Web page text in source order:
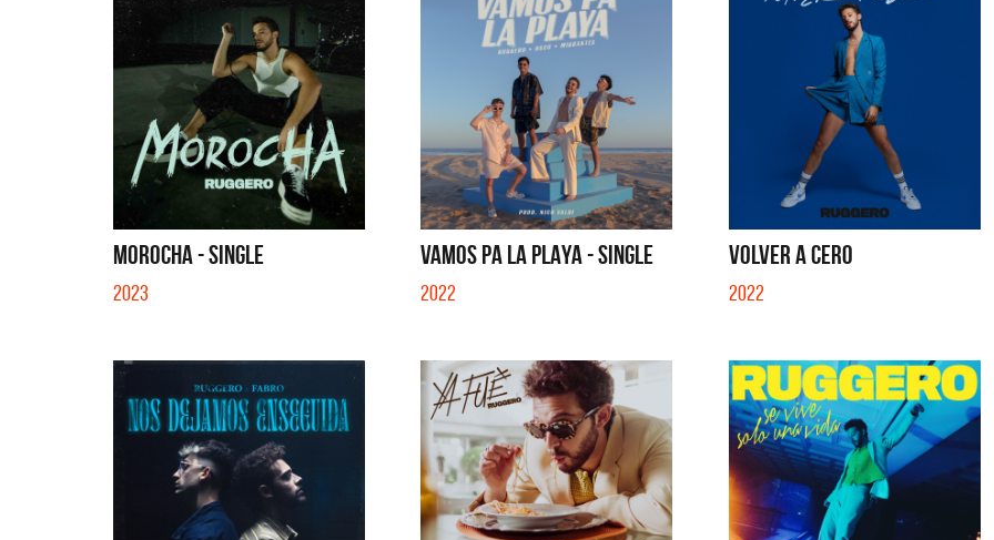
MOROCHA - SINGLE
2023
VAMOS PA LA PLAYA - SINGLE
2022
VOLVER A CERO
2022
QUE NO SE MUELA LA MUELA - SINGLE TE VI - SINGLE